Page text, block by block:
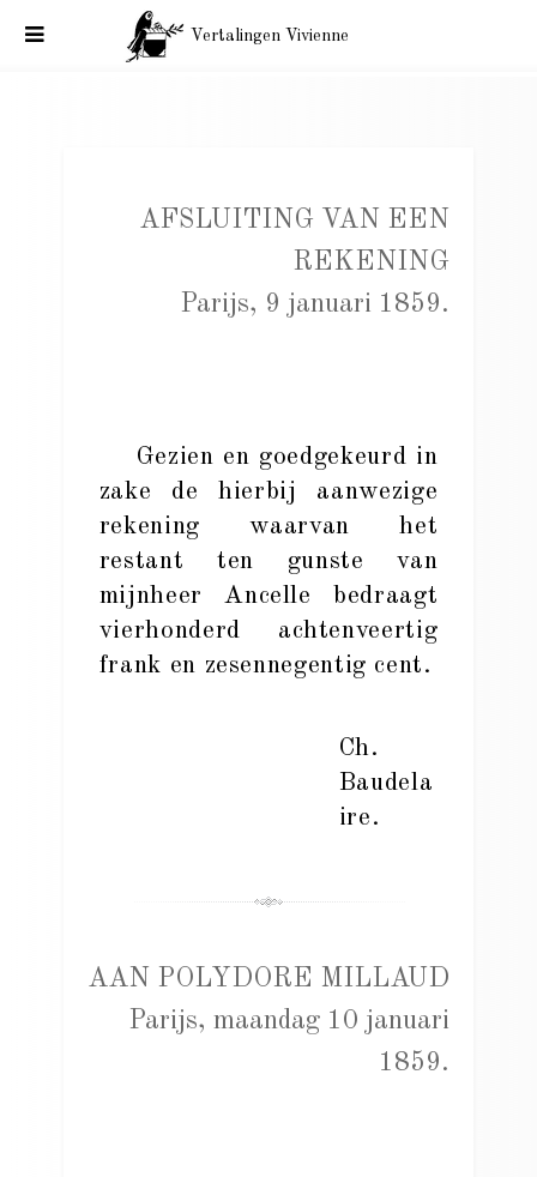
Vertalingen Vivienne
AFSLUITING VAN EEN
REKENING
Parijs, 9 januari 1859.
Gezien en goedgekeurd in
zake de hierbij aanwezige
rekening waarvan het
restant ten gunste van
mijnheer Ancelle bedraagt
vierhonderd achtenveertig
frank en zesennegentig cent.
Ch.
Baudela
ire.
AAN POLYDORE MILLAUD
Parijs, maandag 10 januari
1859.